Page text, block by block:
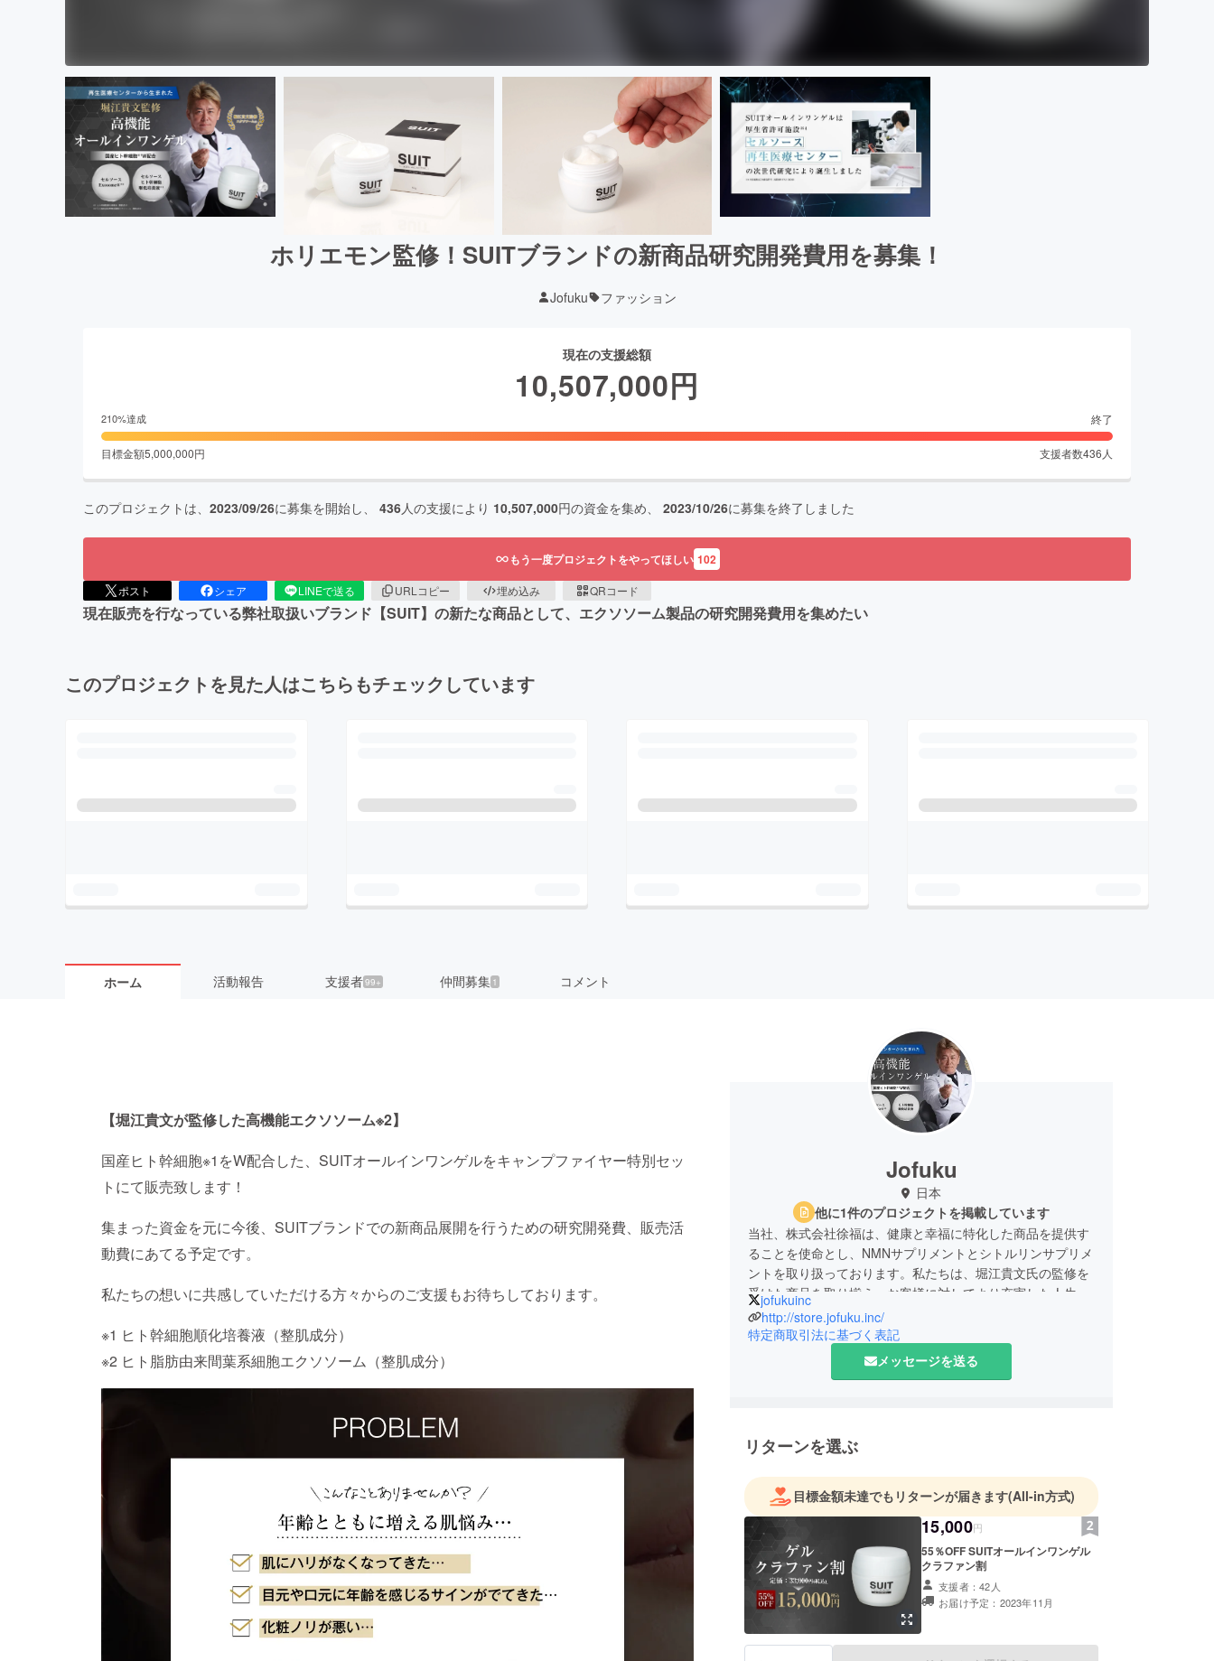
ホリエモン監修！SUITブランドの新商品研究開発費用を募集！
Jofuku ファッション
現在の支援総額
10,507,000円
210%達成 終了
目標金額5,000,000円 支援者数436 人
このプロジェクトは、 2023/09/26に募集を開始し、 436人の支援により 10,507,000円の資金を集め、 2023/10/26に募集を終了しました
もう一度プロジェクトをやってほしい 102
ポスト シェア LINEで送る URLコピー 埋め込み QRコード
現在販売を行なっている弊社取扱いブランド【SUIT】の新たな商品として、エクソソーム製品の研究開発費用を集めたい
このプロジェクトを見た人はこちらもチェックしています
ホーム 活動報告 支援者99+ 仲間募集 1 コメント
【堀江貴文が監修した高機能エクソソーム※2】
国産ヒト幹細胞※1をW配合した、SUITオールインワンゲルをキャンプファイヤー特別セッ
トにて販売致します！
集まった資金を元に今後、SUITブランドでの新商品展開を行うための研究開発費、販売活
動費にあてる予定です。
私たちの想いに共感していただける方々からのご支援もお待ちしております。
※1 ヒト幹細胞順化培養液（整肌成分）
※2 ヒト脂肪由来間葉系細胞エクソソーム（整肌成分）
Jofuku
日本
他に1件のプロジェクトを掲載しています
当社、株式会社徐福は、健康と幸福に特化した商品を提供す
ることを使命とし、NMNサプリメントとシトルリンサプリメ
ントを取り扱っております。私たちは、堀江貴文氏の監修を
受けた商品を取り揃え、お客様に対してより充実した人生を
送るためのサポートを提供しています。
現在エクソソーム成分を活用した革新的な商品展開の準備を
進めており、エクソソーム成分は、細胞間コミュニケーショ
ンをサポートし、健康な身体機能の維持に寄与する可能性が
と思っておりますのでご支援お願いいたします。
jofukuinc
http://store.jofuku.inc/
特定商取引法に基づく表記
メッセージを送る
リターンを選ぶ
目標金額未達でもリターンが届きます(All-in方式)
15,000円
55％OFF SUITオールインワンゲル
クラファン割
支援者：42人
お届け予定：2023年11月